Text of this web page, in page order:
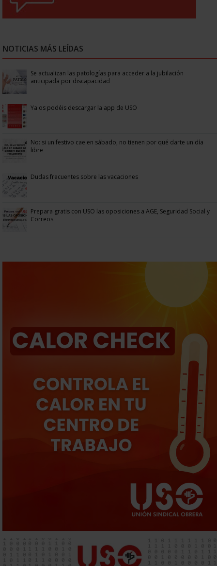
NOTICIAS MÁS LEÍDAS
Se actualizan las patologías para acceder a la jubilación
anticipada por discapacidad
Ya os podéis descargar la app de USO
No: si un festivo cae en sábado, no tienen por qué darte un día
libre
Dudas frecuentes sobre las vacaciones
Prepara gratis con USO las oposiciones a AGE, Seguridad Social y
Correos